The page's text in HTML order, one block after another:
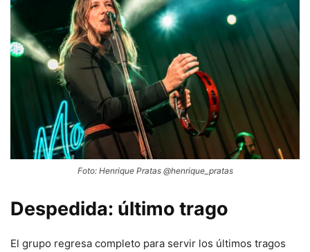
Foto: Henrique Pratas @henrique_pratas
Despedida: último trago
El grupo regresa completo para servir los últimos tragos